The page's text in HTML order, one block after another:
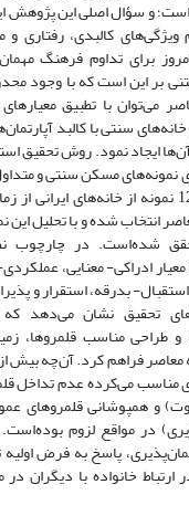
است؛ و سؤال اصلی این پژوهش
کالبدی، رفتاری و
برای تداوم فرهنگ
بر این است که با وجود
می‌توان با تطبیق
سنتی با کالبد
ایجاد نمود. روش تحقیق
نمونه‌های مسکن سنتی و
نیل به این هدف 12 نمونه از خانه‌های
انتخاب شده و با تحلیل این
شده‌است. در چارچوب
ادراکی- معنایی،
بدرقه، استقرار و
تحقیق نشان می‌دهد که
طراحی مناسب قلمروها،
معاصر فراهم کرد. آن‌چه
مناسب می‌کرده عدم تداخل
و همپوشانی قلمروهای
در مواقع لزوم بوده‌است.
پاسخ به فرض
خانواده با دیگران